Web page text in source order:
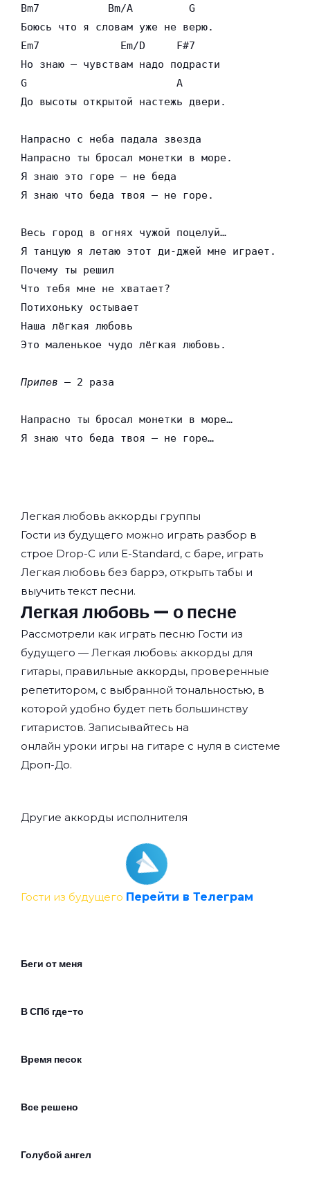
Bm7           Bm/A         G
Боюсь что я словам уже не верю.
Em7             Em/D     F#7
Но знаю — чувствам надо подрасти
G                        A
До высоты открытой настежь двери.
Напрасно с неба падала звезда
Напрасно ты бросал монетки в море.
Я знаю это горе — не беда
Я знаю что беда твоя — не горе.
Весь город в огнях чужой поцелуй…
Я танцую я летаю этот ди-джей мне играет.
Почему ты решил
Что тебя мне не хватает?
Потихоньку остывает
Наша лёгкая любовь
Это маленькое чудо лёгкая любовь.
Припев — 2 раза
Напрасно ты бросал монетки в море…
Я знаю что беда твоя — не горе…
Легкая любовь аккорды группы
Гости из будущего можно играть разбор в
строе Drop-C или E-Standard, с баре, играть
Легкая любовь без баррэ, открыть табы и
выучить текст песни.
Легкая любовь — о песне
Рассмотрели как играть песню Гости из
будущего — Легкая любовь: аккорды для
гитары, правильные аккорды, проверенные
репетитором, с выбранной тональностью, в
которой удобно будет петь большинству
гитаристов. Записывайтесь на
онлайн уроки игры на гитаре с нуля в системе
Дроп-До.
Другие аккорды исполнителя
Гости из будущего Перейти в Телеграм
Беги от меня
В СПб где-то
Время песок
Все решено
Голубой ангел